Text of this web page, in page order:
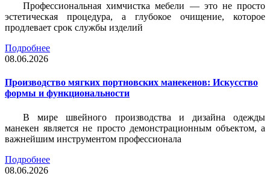
Профессиональная химчистка мебели — это не просто
эстетическая процедура, а глубокое очищение, которое
продлевает срок службы изделий
Подробнее
08.06.2026
Производство мягких портновских манекенов: Искусство
формы и функциональности
В мире швейного производства и дизайна одежды
манекен является не просто демонстрационным объектом, а
важнейшим инструментом профессионала
Подробнее
08.06.2026